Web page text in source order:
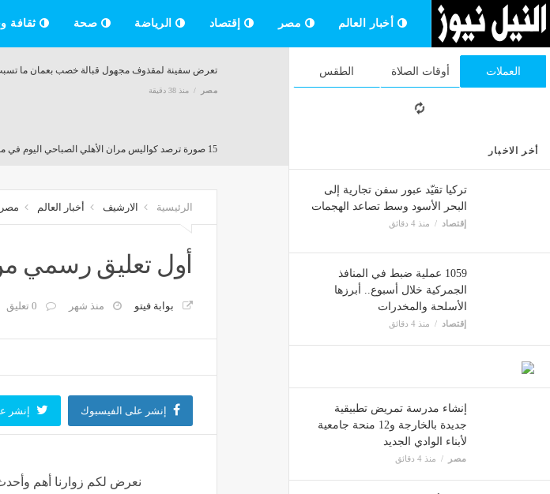
أخبار العالم مصر إقتصاد الرياضة صحة ثقافة
العملات أوقات الصلاة الطقس
أخر الاخبار
تركيا تقيّد عبور سفن تجارية إلى
البحر الأسود وسط تصاعد الهجمات
إقتصاد منذ 4 دقائق
1059 عملية ضبط في المنافذ
الجمركية خلال أسبوع.. أبرزها
الأسلحة والمخدرات
إقتصاد منذ 4 دقائق
إنشاء مدرسة تمريض تطبيقية
جديدة بالخارجة و12 منحة جامعية
لأبناء الوادي الجديد
مصر منذ 4 دقائق
تعرض سفينة لمقذوف مجهول قبالة خصب بعمان ما
مصر منذ 38 دقيقة
15 صورة ترصد كواليس مران الأهلي الصباحي اليوم في معكسر إسبانيا
الصحة: زراعة قواقع لـ3318 طفلًا وتركيب 13.5 ألف سماعة ضمن مبادرة الكشف السمعي
منذ 38 دقيقة
محافظ الدقهلية يتابع مستوى الخدمات المقدمة
منذ 38 دقيقة
الرئيسية الارشيف أخبار العالم مصر
أول تعليق رسمي
بوابة فيتو منذ شهر 0 تعليق
إنشر على الفيسبوك إنشر
نعرض لكم زوارنا أهم وأحدث